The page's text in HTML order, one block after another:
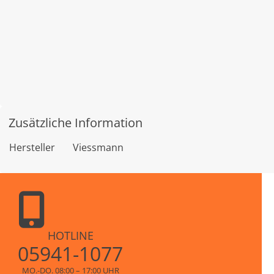
Zusätzliche Information
Hersteller Viessmann
HOTLINE
05941-1077
MO.-DO. 08:00 – 17:00 UHR